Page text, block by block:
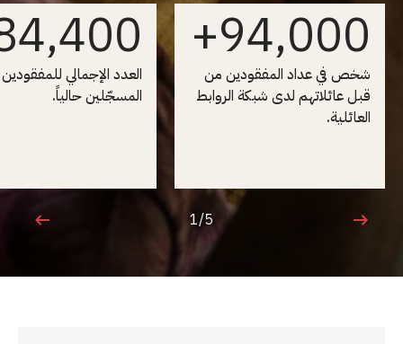
94,000+
شخص في عداد المفقودين من
قبل عائلاتهم لدى شبكة الروابط
العائلية.
العدد الإجمالي للمفقودين
المسجّلين حالياً.
1 من 5
1/5